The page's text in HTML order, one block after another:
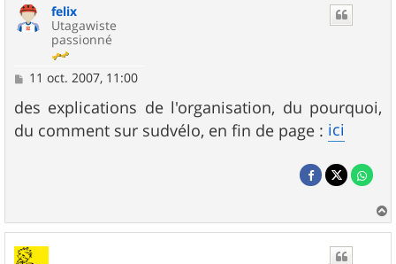
felix
Utagawiste
passionné
M
s
s
a
11 oct. 2007, 11:00
des explications de l'organisation, du pourquoi,
du comment sur sudvélo, en fin de page : ici
a